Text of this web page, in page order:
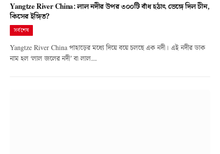
Yangtze River China: লাল নদীর উপর ৩০০টি বাঁধ হঠাৎ ভেঙ্গে দিল চীন,
কিসের ইঙ্গিত?
সর্বশেষ
Yangtze River China পাহাড়ের মধ্যে দিয়ে বয়ে চলছে এক নদী। এই নদীর ডাক
নাম হল ‘লাল জলের নদী’ বা লাল…